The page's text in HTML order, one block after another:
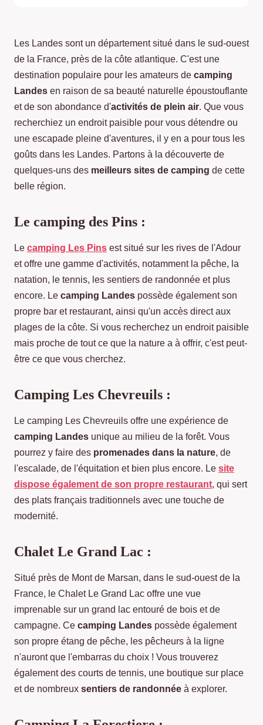
Les Landes sont un département situé dans le sud-ouest
de la France, près de la côte atlantique. C'est une
destination populaire pour les amateurs de camping
Landes en raison de sa beauté naturelle époustouflante
et de son abondance d'activités de plein air. Que vous
recherchiez un endroit paisible pour vous détendre ou
une escapade pleine d'aventures, il y en a pour tous les
goûts dans les Landes. Partons à la découverte de
quelques-uns des meilleurs sites de camping de cette
belle région.
Le camping des Pins :
Le camping Les Pins est situé sur les rives de l'Adour
et offre une gamme d'activités, notamment la pêche, la
natation, le tennis, les sentiers de randonnée et plus
encore. Le camping Landes possède également son
propre bar et restaurant, ainsi qu'un accès direct aux
plages de la côte. Si vous recherchez un endroit paisible
mais proche de tout ce que la nature a à offrir, c'est peut-
être ce que vous cherchez.
Camping Les Chevreuils :
Le camping Les Chevreuils offre une expérience de
camping Landes unique au milieu de la forêt. Vous
pourrez y faire des promenades dans la nature, de
l'escalade, de l'équitation et bien plus encore. Le site
dispose également de son propre restaurant, qui sert
des plats français traditionnels avec une touche de
modernité.
Chalet Le Grand Lac :
Situé près de Mont de Marsan, dans le sud-ouest de la
France, le Chalet Le Grand Lac offre une vue
imprenable sur un grand lac entouré de bois et de
campagne. Ce camping Landes possède également
son propre étang de pêche, les pêcheurs à la ligne
n'auront que l'embarras du choix ! Vous trouverez
également des courts de tennis, une boutique sur place
et de nombreux sentiers de randonnée à explorer.